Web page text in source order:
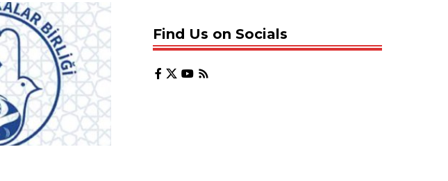
Find Us on Socials